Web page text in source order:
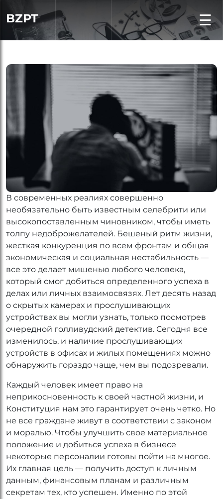
BZPT ☰
В современных реалиях совершенно
необязательно быть известным селебрити или
высокопоставленным чиновником, чтобы иметь
толпу недоброжелателей. Бешеный ритм жизни,
жесткая конкуренция по всем фронтам и общая
экономическая и социальная нестабильность —
все это делает мишенью любого человека,
который смог добиться определенного успеха в
делах или личных взаимосвязях. Лет десять назад
о скрытых камерах и прослушивающих
устройствах вы могли узнать, только посмотрев
очередной голливудский детектив. Сегодня все
изменилось, и наличие прослушивающих
устройств в офисах и жилых помещениях можно
обнаружить гораздо чаще, чем вы подозревали.
Каждый человек имеет право на
неприкосновенность к своей частной жизни, и
Конституция нам это гарантирует очень четко. Но
не все граждане живут в соответствии с законом
и моралью. Чтобы улучшить свое материальное
положение и добиться успеха в бизнесе
некоторые персоналии готовы пойти на многое.
Их главная цель — получить доступ к личным
данным, финансовым планам и различным
секретам тех, кто успешен. Именно по этой